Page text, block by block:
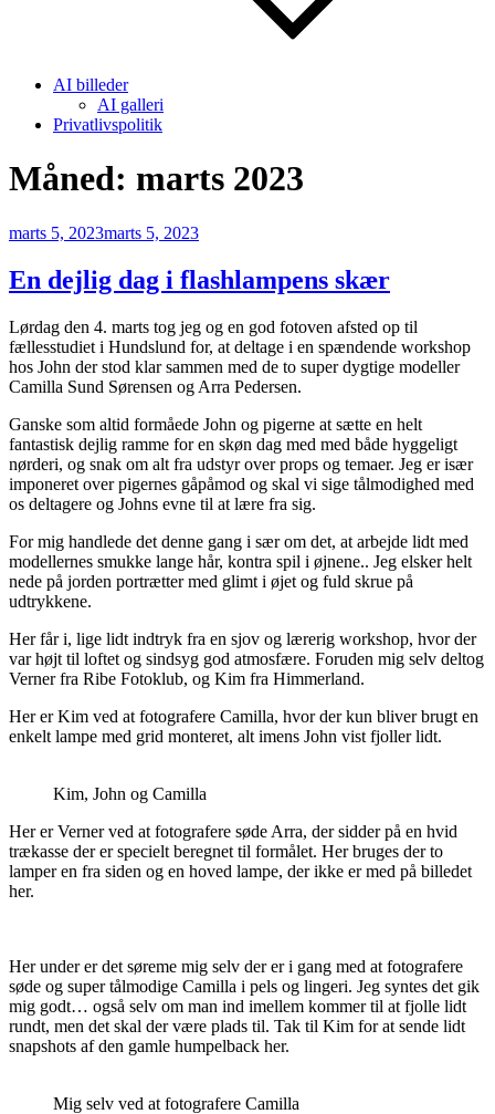
AI billeder
AI galleri
Privatlivspolitik
Måned: marts 2023
Udgivet
marts 5, 2023marts 5, 2023
En dejlig dag i flashlampens skær
Lørdag den 4. marts tog jeg og en god fotoven afsted op til
fællesstudiet i Hundslund for, at deltage i en spændende workshop
hos John der stod klar sammen med de to super dygtige modeller
Camilla Sund Sørensen og Arra Pedersen.
Ganske som altid formåede John og pigerne at sætte en helt
fantastisk dejlig ramme for en skøn dag med med både hyggeligt
nørderi, og snak om alt fra udstyr over props og temaer. Jeg er især
imponeret over pigernes gåpåmod og skal vi sige tålmodighed med
os deltagere og Johns evne til at lære fra sig.
For mig handlede det denne gang i sær om det, at arbejde lidt med
modellernes smukke lange hår, kontra spil i øjnene.. Jeg elsker helt
nede på jorden portrætter med glimt i øjet og fuld skrue på
udtrykkene.
Her får i, lige lidt indtryk fra en sjov og lærerig workshop, hvor der
var højt til loftet og sindsyg god atmosfære. Foruden mig selv deltog
Verner fra Ribe Fotoklub, og Kim fra Himmerland.
Her er Kim ved at fotografere Camilla, hvor der kun bliver brugt en
enkelt lampe med grid monteret, alt imens John vist fjoller lidt.
Kim, John og Camilla
Her er Verner ved at fotografere søde Arra, der sidder på en hvid
trækasse der er specielt beregnet til formålet. Her bruges der to
lamper en fra siden og en hoved lampe, der ikke er med på billedet
her.
Her under er det søreme mig selv der er i gang med at fotografere
søde og super tålmodige Camilla i pels og lingeri. Jeg syntes det gik
mig godt… også selv om man ind imellem kommer til at fjolle lidt
rundt, men det skal der være plads til. Tak til Kim for at sende lidt
snapshots af den gamle humpelback her.
Mig selv ved at fotografere Camilla